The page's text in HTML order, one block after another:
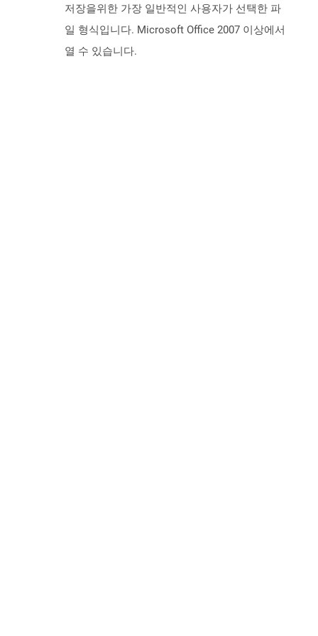
저장을위한 가장 일반적인 사용자가 선택한 파
일 형식입니다. Microsoft Office 2007 이상에서
열 수 있습니다.